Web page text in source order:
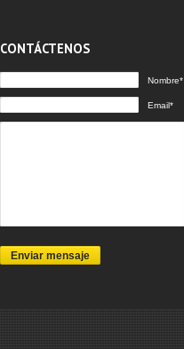
CONTÁCTENOS
Nombre*
Email*
Enviar mensaje